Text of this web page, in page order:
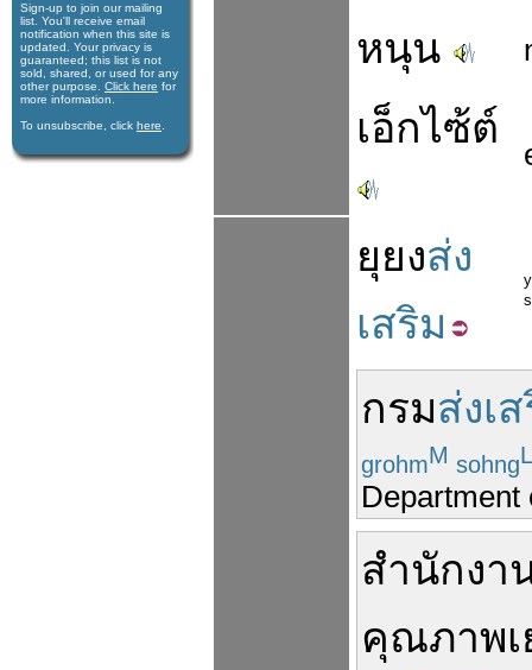
Sign-up to join our mail­ing
list. You'll receive e­mail
notification when this site is
updated. Your privacy is
guaran­teed; this list is not
sold, shared, or used for any
other purpose. Click here for
more infor­mation.
To unsubscribe, click here
หนุน
เอ็กไซ้ต์
ยุยงส่ง
เสริม
กรมส่งเ
grohmM sohngL
Department
สำนักงา
คุณภาพ